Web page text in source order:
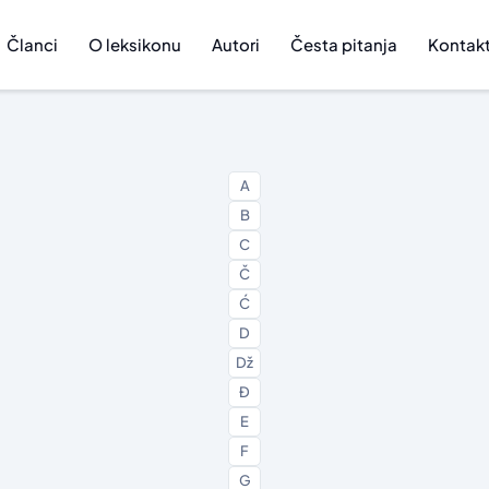
Članci O leksikonu Autori Česta pitanja
A
B
C
Č
Ć
D
Dž
Đ
E
F
G